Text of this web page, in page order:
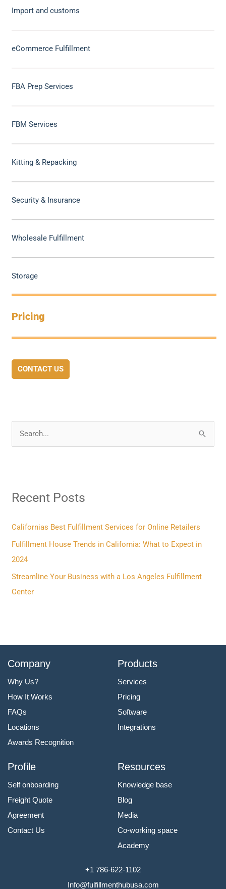
Import and customs
eCommerce Fulfillment
FBA Prep Services
FBM Services
Kitting & Repacking
Security & Insurance
Wholesale Fulfillment
Storage
Pricing
CONTACT US
c
f
o
r
:
Recent Posts
Californias Best Fulfillment Services for Online Retailers
Fulfillment House Trends in California: What to Expect in
2024
Streamline Your Business with a Los Angeles Fulfillment
Center
Company
Why Us?
How It Works
FAQs
Locations
Awards Recognition
Products
Services
Pricing
Software
Integrations
Profile
Self onboarding
Freight Quote
Agreement
Contact Us
Resources
Knowledge base
Blog
Media
Co-working space
Academy
+1 786-622-1102
Info@fulfillmenthubusa.com